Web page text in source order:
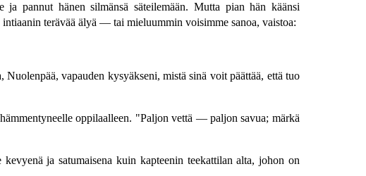
pannut hänen silmänsä säteilemään. Mutta pian hän käänsi
terävää älyä — tai mieluummin voisimme sanoa, vaistoa:
vapauden kysyäkseni, mistä sinä voit päättää, että tuo
oppilaalleen. "Paljon vettä — paljon savua; märkä
ja satumaisena kuin kapteenin teekattilan alta, johon on